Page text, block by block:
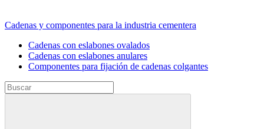
Cadenas y componentes para la industria cementera
Cadenas con eslabones ovalados
Cadenas con eslabones anulares
Componentes para fijación de cadenas colgantes